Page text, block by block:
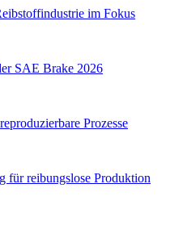
im Fokus
SAE Brake 2026
Prozesse
für reibungslose Produktion